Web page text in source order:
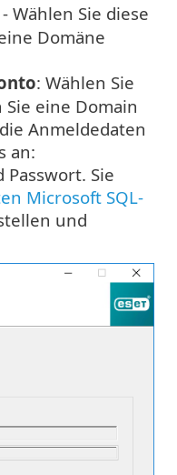
- Wählen Sie diese
Domäne
: Wählen Sie
eine Domain
Anmeldedaten
an:
Passwort. Sie
Microsoft SQL-
und